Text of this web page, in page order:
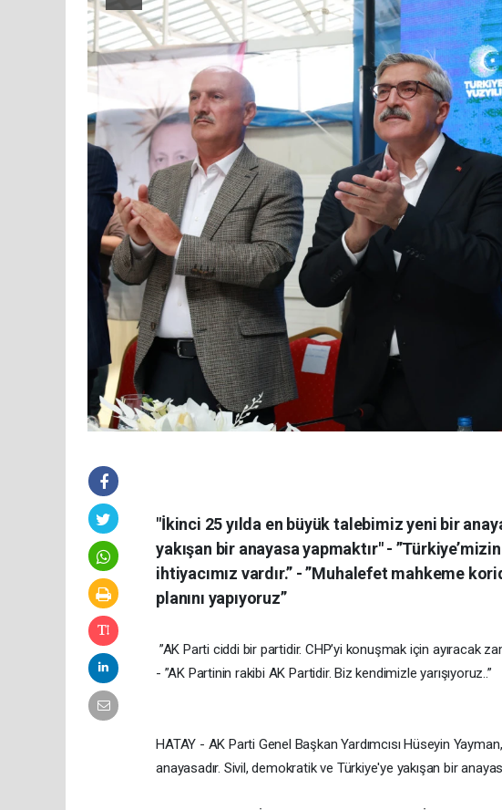
"İkinci 25 yılda en büyük talebimiz yeni bir
yakışan bir anayasa yapmaktır" -
ihtiyacımız vardır.” - ⁠”Muhalefet mahkeme
planını yapıyoruz”
⁠”AK Parti ciddi bir partidir. CHP’yi konuşmak için ayıracak
- ⁠”AK Partinin rakibi AK Partidir. Biz kendimizle yarışıyoruz..”
HATAY - AK Parti Genel Başkan Yardımcısı Hüseyin
anayasadır. Sivil, demokratik ve Türkiye'ye yakışan bir